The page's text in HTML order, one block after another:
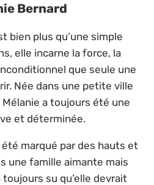
Bernard
bien plus qu’une simple
elle incarne la force, la
que seule une
Née dans une petite ville
Mélanie a toujours été une
et déterminée.
marqué par des hauts et
une famille aimante mais
su qu’elle devrait